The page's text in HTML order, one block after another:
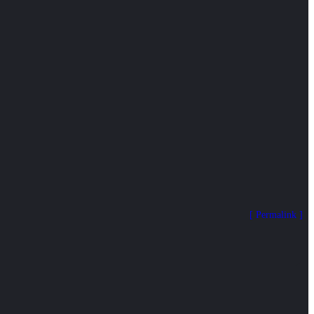
Permalink